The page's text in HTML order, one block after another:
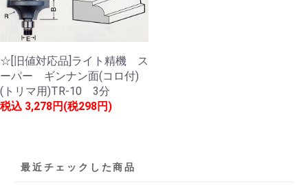
☆[旧値対応品]ライト精機 ス
ーパー ギンナン面(コロ付)
(トリマ用)TR-10 3分
税込 3,278円(税298円)
最近チェックした商品